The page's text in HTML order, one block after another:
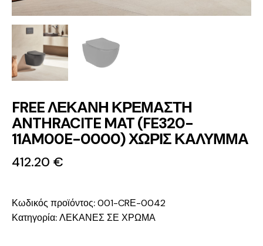
FREE ΛΕΚΑΝΗ ΚΡΕΜΑΣΤΗ
ANTHRACITE MAT (FE320-
11AM00E-0000) ΧΩΡΙΣ ΚΑΛΥΜΜΑ
412.20 €
Κωδικός προϊόντος:001-CRΕ-0042
Κατηγορία:ΛΕΚΑΝΕΣ ΣΕ ΧΡΩΜΑ